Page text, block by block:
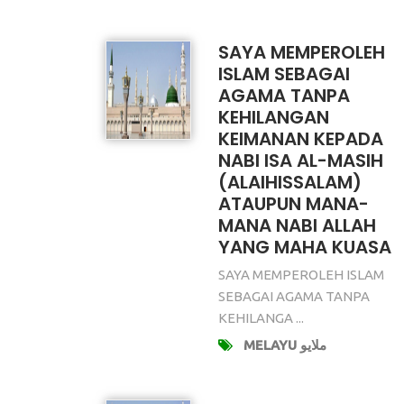
SAYA MEMPEROLEH
ISLAM SEBAGAI
AGAMA TANPA
KEHILANGAN
KEIMANAN KEPADA
NABI ISA AL-MASIH
(ALAIHISSALAM)
ATAUPUN MANA-
MANA NABI ALLAH
YANG MAHA KUASA
SAYA MEMPEROLEH ISLAM
SEBAGAI AGAMA TANPA
KEHILANGA ...
MELAYU ملايو